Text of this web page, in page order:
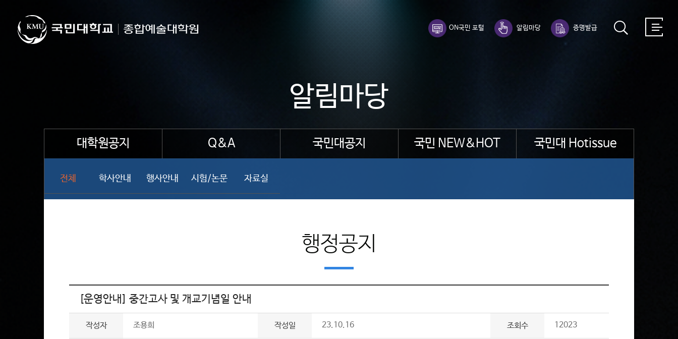
ON국민 포털 알림마당 증명발급
알림마당
대학원공지
전체 학사안내 행사안내 시험/논문 자료실
Q&A 국민대공지 국민 NEW&HOT 국민대 Hotissue
행정공지
[운영안내] 중간고사 및 개교기념일 안내
작성자 조용희 작성일 23.10.16 조회수 12023